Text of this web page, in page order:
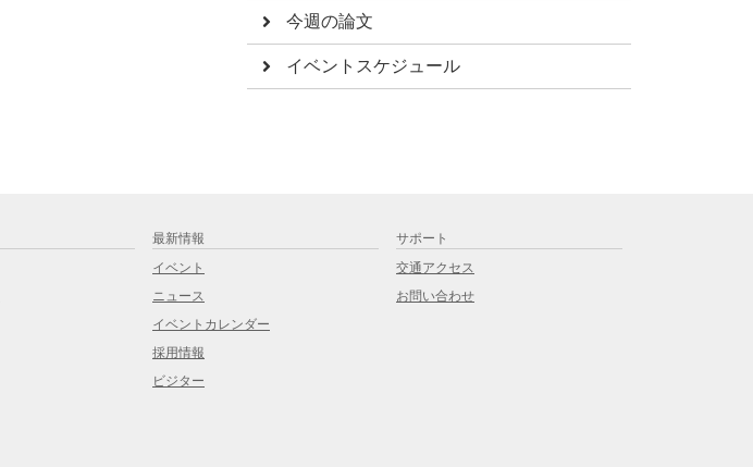
今週の論文
イベントスケジュール
最新情報
イベント
ニュース
イベントカレンダー
採用情報
ビジター
サポート
交通アクセス
お問い合わせ